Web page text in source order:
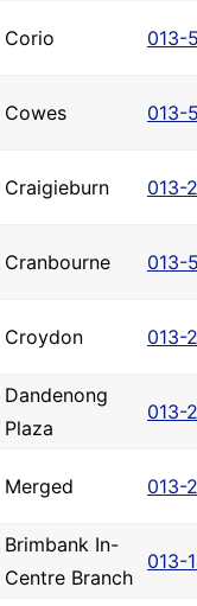
Corio 013-
Cowes 013-
Craigieburn 013-
Cranbourne 013-
Croydon 013-
Dandenong
Plaza
013-
Merged 013-
Brimbank In-
Centre Branch
013-